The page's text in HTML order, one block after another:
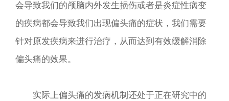
会导致我们的颅脑内外发生损伤或者是炎症性病变
的疾病都会导致我们出现偏头痛的症状，我们需要
针对原发疾病来进行治疗，从而达到有效缓解消除
偏头痛的效果。
实际上偏头痛的发病机制还处于正在研究中的